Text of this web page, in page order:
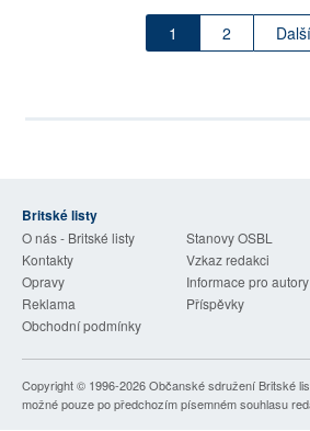
1 2
Britské listy
O nás - Britské listy
Stanovy OSBL
Kontakty
Vzkaz redakci
Opravy
Informace pro autory
Reklama
Příspěvky
Obchodní podmínky
Copyright © 1996-2026Občanské sdružení Britské
možné pouze po předchozím písemném souhlasu